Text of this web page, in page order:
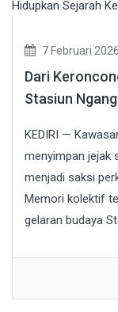
7 Februari 2026
Dari
Stasiun
KEDIRI —
menyimpan jejak
menjadi saksi
Memori kolektif
gelaran budaya